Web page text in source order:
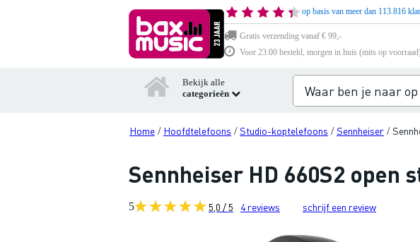
op basis van meer dan 113.816
Gratis verzending vanaf € 99,-
Voor 23:00 besteld, morgen in huis (mits op
Bekijk alle
categorieën
Home / Hoofdtelefoons /Studio-koptelefoons /Sennheiser /
Sennheiser HD 660S2 open
5 5,0 / 5 4reviews schrijf een review